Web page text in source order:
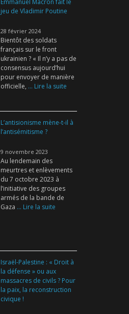
jeu de Vladimir Poutine
28 février 2024
Bientôt des soldats
français sur le front
ukrainien ? « Il n’y a pas de
consensus aujourd’hui
pour envoyer de manière
officielle, ... Lire la suite
L’antisionisme mène-t-il à
l’antisémitisme ?
9 novembre 2023
Au lendemain des
meurtres et enlèvements
du 7 octobre 2023 à
l’initiative des groupes
armés de la bande de
Gaza ... Lire la suite
Israël-Palestine : « Droit à
la défense » ou aux
massacres de civils ? Pour
la paix, la reconstruction
civique !